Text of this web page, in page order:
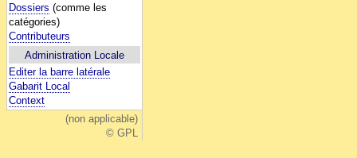
Dossiers (comme les
catégories)
Contributeurs
Administration Locale
Editer la barre latérale
Gabarit Local
Context
(non applicable)
© GPL